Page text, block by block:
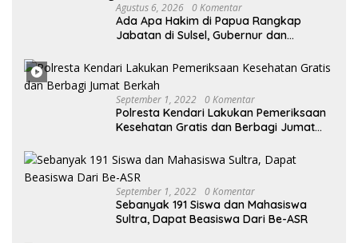
Agustus 6, 2026 0 Komentar
Ada Apa Hakim di Papua Rangkap
Jabatan di Sulsel, Gubernur dan
Desak KY – MA Turun Tangan
September 1, 2022 0 Komentar
Polresta Kendari Lakukan Pemeriksaan
Kesehatan Gratis dan Berbagi Jumat
September 1, 2022 0 Komentar
Sebanyak 191 Siswa dan Mahasiswa
Sultra, Dapat Beasiswa Dari Be-ASR